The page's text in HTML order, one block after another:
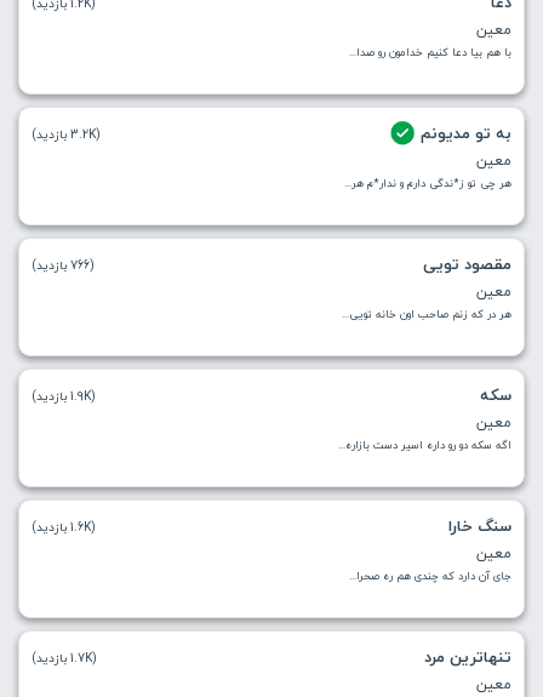
معین
با هم بیا دعا کنیم‌ خدامون رو صدا...
به تو مدیونم
معین
هر چی تو ز*ندگی دارم و ندار*م هر...
(3.2K بازدید)
مقصود تویی
معین
هر در که زنم صاحب اون خانه تویی...
(766 بازدید)
سکه
معین
اگه سکه دو رو داره‌ اسیر دست بازاره...
(1.9K بازدید)
سنگ خارا
معین
جای آن دارد که چندی هم ره صحرا...
(1.6K بازدید)
تنهاترین مرد
معین
(1.7K بازدید)